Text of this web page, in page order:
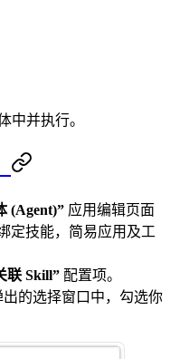
中并执行。
(Agent)” 应用编辑页面
定技能，简易应用及工
联 Skill” 配置项。
的选择窗口中，勾选你